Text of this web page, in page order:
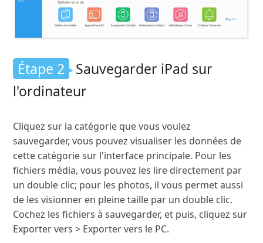
Étape 2
Sauvegarder iPad sur
l'ordinateur
Cliquez sur la catégorie que vous voulez
sauvegarder, vous pouvez visualiser les données de
cette catégorie sur l'interface principale. Pour les
fichiers média, vous pouvez les lire directement par
un double clic; pour les photos, il vous permet aussi
de les visionner en pleine taille par un double clic.
Cochez les fichiers à sauvegarder, et puis, cliquez sur
Exporter vers > Exporter vers le PC.